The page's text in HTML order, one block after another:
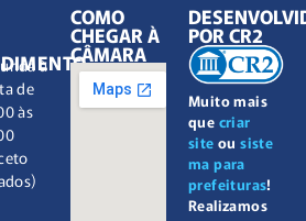
à
de
às
COMO
CHEGAR À
CÂMARA
Muito mais
que criar
site ousiste
ma para
prefeituras!
Realizamos
POR CR2